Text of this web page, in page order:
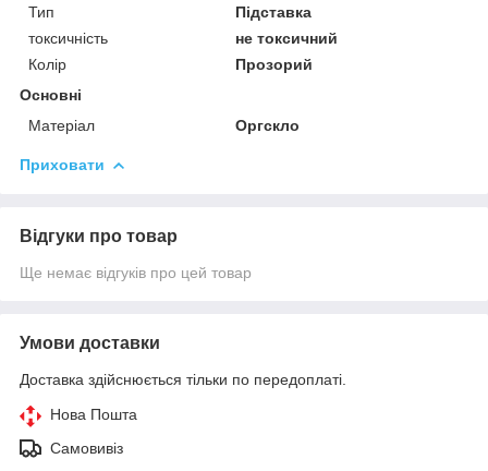
Тип
Підставка
токсичність
не токсичний
Колір
Прозорий
Основні
Матеріал
Оргскло
Приховати
Відгуки про товар
Ще немає відгуків про цей товар
Умови доставки
Доставка здійснюється тільки по передоплаті.
Нова Пошта
Самовивіз